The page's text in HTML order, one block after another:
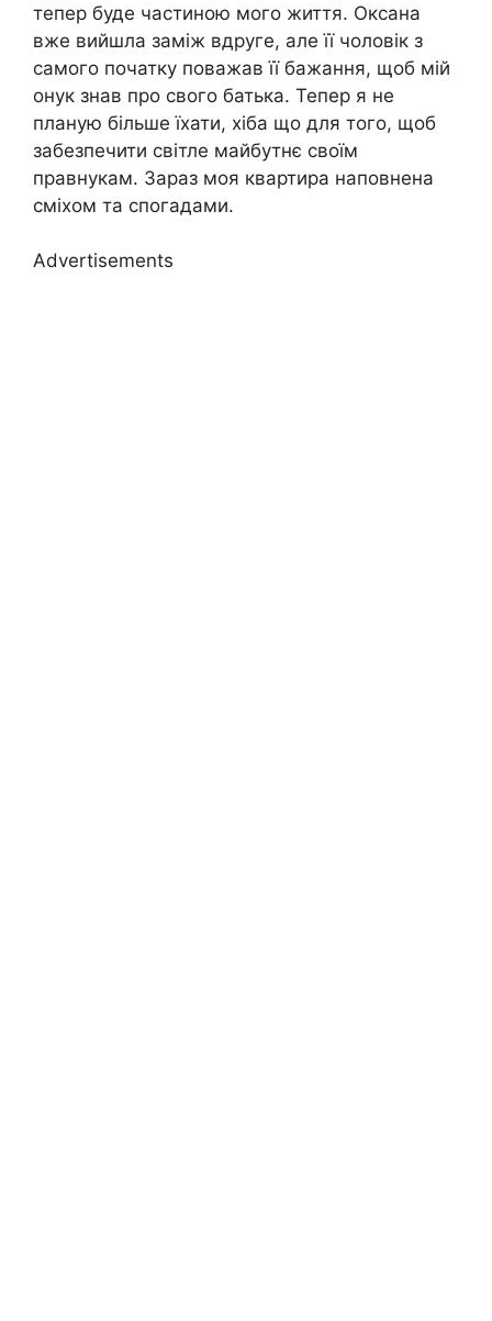
тепер буде частиною мого життя. Оксана
вже вийшла заміж вдруге, але її чоловік з
самого початку поважав її бажання, щоб мій
онук знав про свого батька. Тепер я не
планую більше їхати, хіба що для того, щоб
забезпечити світле майбутнє своїм
правнукам. Зараз моя квартира наповнена
сміхом та спогадами.
Advertisements